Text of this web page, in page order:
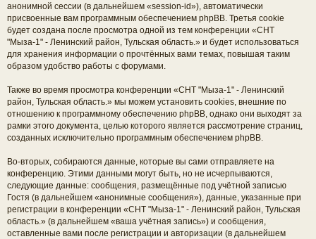
анонимной сессии (в дальнейшем «session-id»), автоматически
присвоенные вам программным обеспечением phpBB. Третья cookie
будет создана после просмотра одной из тем конференции «СНТ
"Мыза-1" - Ленинский район, Тульская область.» и будет использоваться
для хранения информации о прочтённых вами темах, повышая таким
образом удобство работы с форумами.
Также во время просмотра конференции «СНТ "Мыза-1" - Ленинский
район, Тульская область.» мы можем установить cookies, внешние по
отношению к программному обеспечению phpBB, однако они выходят за
рамки этого документа, целью которого является рассмотрение страниц,
созданных исключительно программным обеспечением phpBB.
Во-вторых, собираются данные, которые вы сами отправляете на
конференцию. Этими данными могут быть, но не исчерпываются,
следующие данные: сообщения, размещённые под учётной записью
Гостя (в дальнейшем «анонимные сообщения»), данные, указанные при
регистрации в конференции «СНТ "Мыза-1" - Ленинский район, Тульская
область.» (в дальнейшем «ваша учётная запись») и сообщения,
оставленные вами после регистрации и авторизации (в дальнейшем